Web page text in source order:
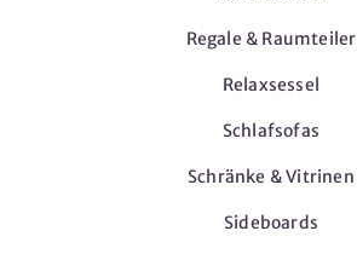
Regale & Raumteiler
Relaxsessel
Schlafsofas
Schränke & Vitrinen
Sideboards